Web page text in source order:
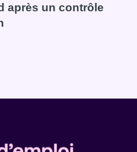
après un contrôle
Ouest saisit plus de